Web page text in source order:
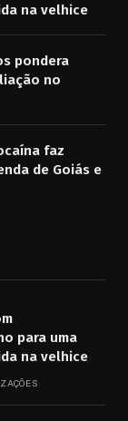
na velhice
pondera
no
faz
de Goiás e
para uma
na velhice